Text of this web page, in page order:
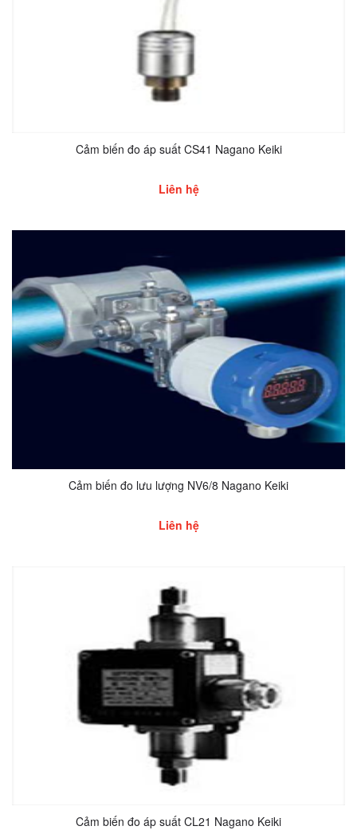
Cảm biến đo áp suất CS41 Nagano Keiki
Liên hệ
Cảm biến đo lưu lượng NV6/8 Nagano Keiki
Liên hệ
Cảm biến đo áp suất CL21 Nagano Keiki